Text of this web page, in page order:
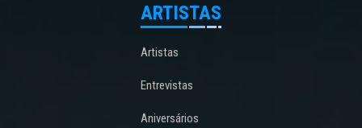
ARTISTAS
Artistas
Entrevistas
Aniversários